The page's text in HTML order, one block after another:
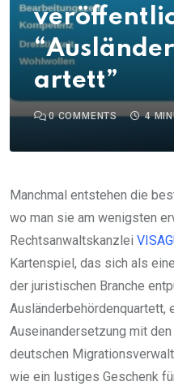
artett”
0COMMENTS 4
Manchmal entstehen die
wo man sie am wenigsten
Rechtsanwaltskanzlei
Kartenspiel, das sich als
der juristischen Branche
Ausländerbehördenquartett,
Auseinandersetzung mit
deutschen
wie ein lustiges Geschenk